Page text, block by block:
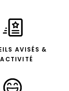
AVISÉS &